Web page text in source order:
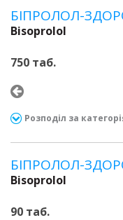
БІПРОЛОЛ-
Bisoprolol
750 таб.
Розподіл за
БІПРОЛОЛ-
Bisoprolol
90 таб.